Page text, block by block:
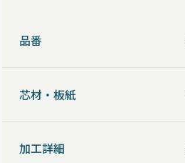
品番
芯材・板紙
加工詳細